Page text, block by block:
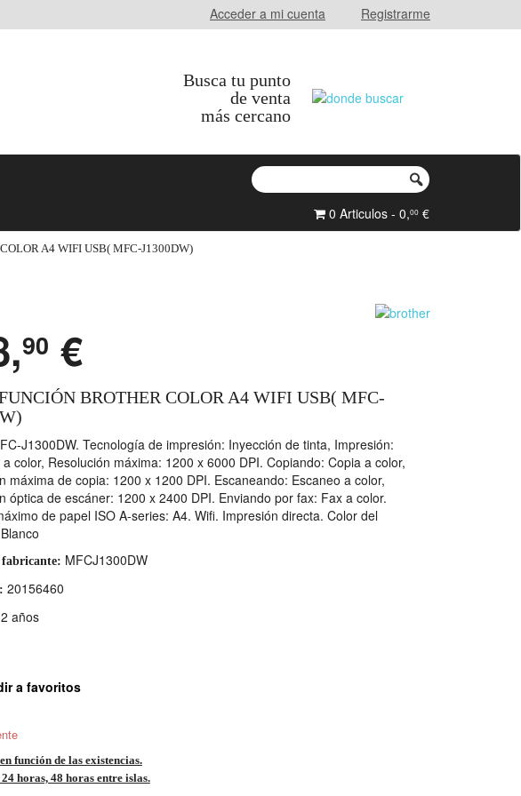
Acceder a mi cuenta Registrarme
Busca tu punto
de venta
más cercano
0 Articulos - 0,00 €
A4 WIFI USB( MFC-J1300DW)
90 €
BROTHER COLOR A4 WIFI USB( MFC-
J1300DW. Tecnología de impresión: Inyección de tinta, Impresión:
color, Resolución máxima: 1200 x 6000 DPI. Copiando: Copia a color,
máxima de copia: 1200 x 1200 DPI. Escaneando: Escaneo a color,
óptica de escáner: 1200 x 2400 DPI. Enviando por fax: Fax a color.
de papel ISO A-series: A4. Wifi. Impresión directa. Color del
fabricante: MFCJ1300DW
20156460
2 años
a favoritos
función de las existencias.
horas, 48 horas entre islas.